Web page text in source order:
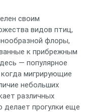
своим
видов птиц,
флоры,
к прибрежным
— популярное
мигрирующие
небольших
различных
прогулки еще